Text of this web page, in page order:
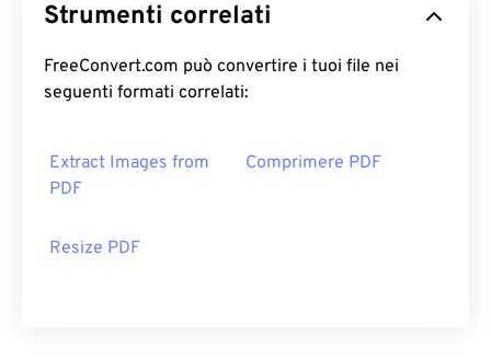
Strumenti correlati
FreeConvert.com può convertire i tuoi file nei
seguenti formati correlati:
Extract Images from
PDF
Comprimere PDF
Resize PDF